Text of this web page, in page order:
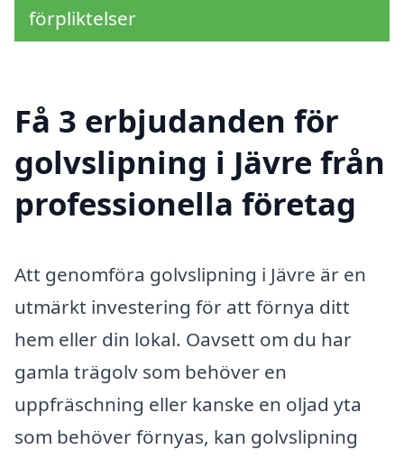
förpliktelser
Få 3 erbjudanden för
golvslipning i Jävre från
professionella företag
Att genomföra golvslipning i Jävre är en
utmärkt investering för att förnya ditt
hem eller din lokal. Oavsett om du har
gamla trägolv som behöver en
uppfräschning eller kanske en oljad yta
som behöver förnyas, kan golvslipning